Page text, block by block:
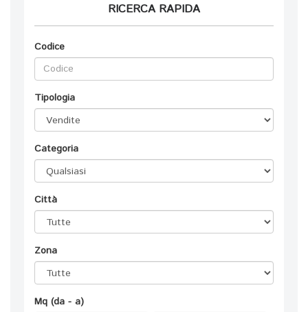
RICERCA RAPIDA
Codice
Tipologia
Categoria
Città
Zona
Mq (da - a)